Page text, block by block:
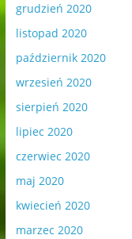
grudzień 2020
listopad 2020
październik 2020
wrzesień 2020
sierpień 2020
lipiec 2020
czerwiec 2020
maj 2020
kwiecień 2020
marzec 2020